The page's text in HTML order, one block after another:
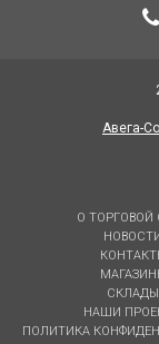
Авега-
О ТОРГОВОЙ
СКЛАДЫ
НАШИ
ПОЛИТИКА